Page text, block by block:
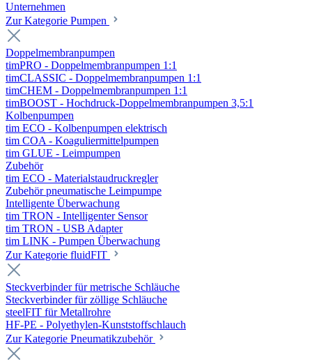
Unternehmen
Zur Kategorie Pumpen
Doppelmembranpumpen
timPRO - Doppelmembranpumpen 1:1
timCLASSIC - Doppelmembranpumpen 1:1
timCHEM - Doppelmembranpumpen 1:1
timBOOST - Hochdruck-Doppelmembranpumpen 3,5:1
Kolbenpumpen
tim ECO - Kolbenpumpen elektrisch
tim COA - Koaguliermittelpumpen
tim GLUE - Leimpumpen
Zubehör
tim ECO - Materialstaudruckregler
Zubehör pneumatische Leimpumpe
Intelligente Überwachung
tim TRON - Intelligenter Sensor
tim TRON - USB Adapter
tim LINK - Pumpen Überwachung
Zur Kategorie fluidFIT
Steckverbinder für metrische Schläuche
Steckverbinder für zöllige Schläuche
steelFIT für Metallrohre
HF-PE - Polyethylen-Kunststoffschlauch
Zur Kategorie Pneumatikzubehör